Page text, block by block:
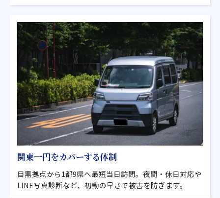
関東一円をカバーする体制
目黒拠点から1都9県へ最短当日訪問。夜間・休日対応や
LINE写真診断など、初動の早さで被害を防ぎます。